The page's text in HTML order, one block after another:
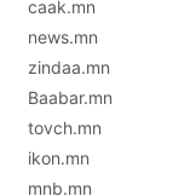
caak.mn
news.mn
zindaa.mn
Baabar.mn
tovch.mn
ikon.mn
mnb.mn